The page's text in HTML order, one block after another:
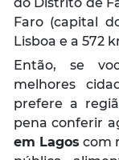
Faro (capital
Lisboa e a 572
Então, se
melhores
prefere a
pena conferir
em Lagos com